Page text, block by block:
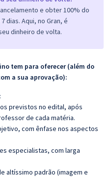
e obter 100% do
dias. Aqui, no Gran, é
dinheiro de volta.
tem para oferecer (além do
a sua aprovação):
previstos no edital, após
de cada matéria.
com ênfase nos aspectos
especialistas, com larga
altíssimo padrão (imagem e